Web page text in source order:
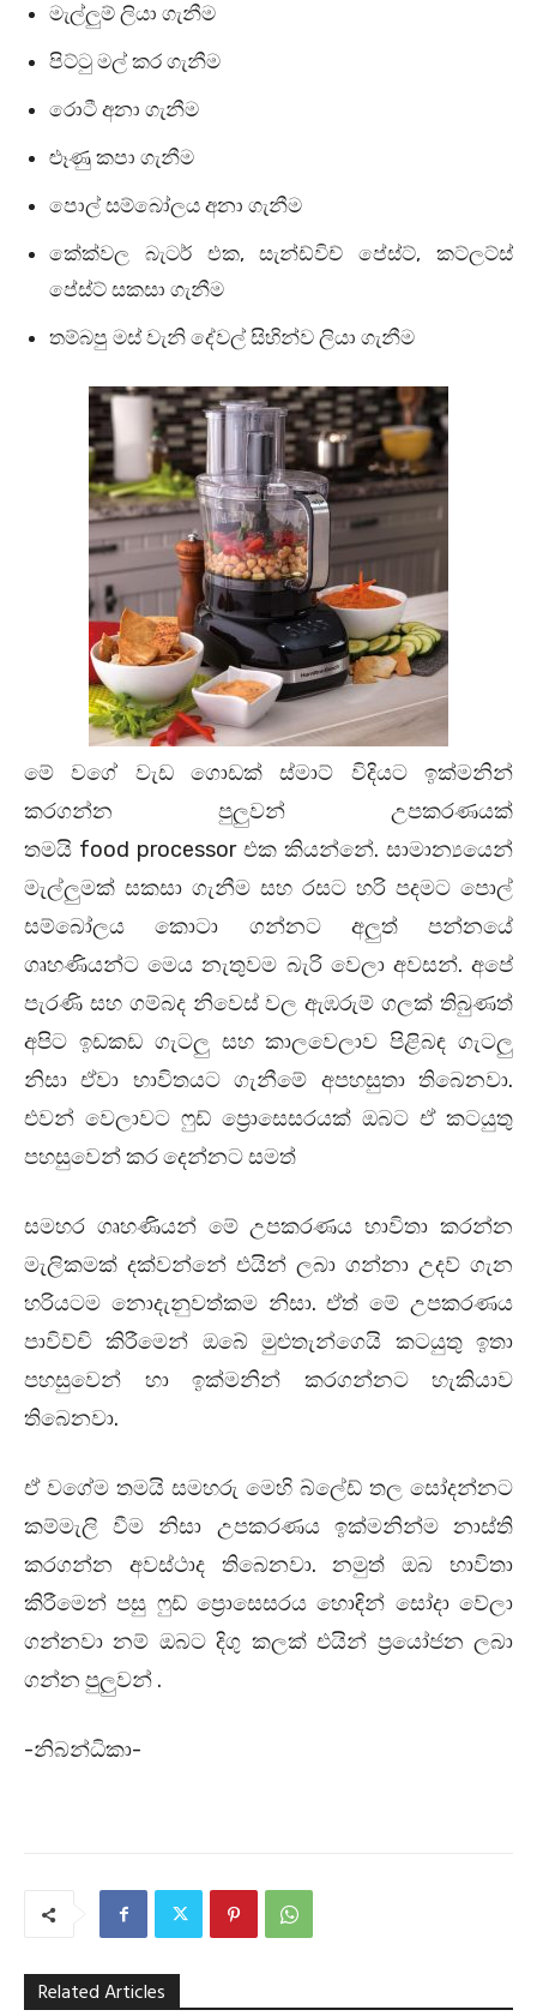
මැල්ලුම් ලියා ගැනීම
පිට්ටු මල් කර ගැනීම
රොටී අනා ගැනීම
ළූණු කපා ගැනීම
පොල් සම්බෝලය අනා ගැනීම
කේක්වල බැටර් එක, සැන්ඩ්විච් පේස්ට්, කට්ලට්ස්
පේස්ට් සකසා ගැනීම
තම්බපු මස් වැනි දේවල් සිහින්ව ලියා ගැනීම
මේ වගේ වැඩ ගොඩක් ස්මාට් විදියට ඉක්මනින්
කරගන්න පුලුවන් උපකරණයක්
තමයි food processorඑක කියන්නේ. සාමාන්‍යයෙන්
මැල්ලුමක් සකසා ගැනීම සහ රසට හරි පදමට පොල්
සම්බෝලය කොටා ගන්නට අලුත් පන්නයේ
ගෘහණියන්ට මෙය නැතුවම බැරි වෙලා අවසන්. අපේ
පැරණි සහ ගම්බද නිවෙස් වල ඇඹරුම් ගලක් තිබුණත්
අපිට ඉඩකඩ ගැටලු සහ කාලවෙලාව පිළිබඳ ගැටලු
නිසා ඒවා භාවිතයට ගැනීමේ අපහසුතා තිබෙනවා.
එවන් වෙලාවට ෆුඩ් ප්‍රොසෙසරයක් ඔබට ඒ කටයුතු
පහසුවෙන් කර දෙන්නට සමත්
සමහර ගෘහණියන් මේ උපකරණය භාවිතා කරන්න
මැලිකමක් දක්වන්නේ එයින් ලබා ගන්නා උදව් ගැන
හරියටම නොදැනුවත්කම නිසා. ඒත් මේ උපකරණය
පාවිව්චි කිරීමෙන් ඔබේ මුළුතැන්ගෙයි කටයුතු ඉතා
පහසුවෙන් හා ඉක්මනින් කරගන්නට හැකියාව
තිබෙනවා.
ඒ වගේම තමයි සමහරු මෙහි බ්ලේඩ් තල සෝදන්නට
කම්මැලි වීම නිසා උපකරණය ඉක්මනින්ම නාස්ති
කරගන්න අවස්ථාද තිබෙනවා. නමුත් ඔබ භාවිතා
කිරීමෙන් පසු ෆුඩ් ප්‍රොසෙසරය හොඳින් සෝදා වේලා
ගන්නවා නම් ඔබට දිගු කලක් එයින් ප්‍රයෝජන ලබා
ගන්න පුලුවන් .
-නිබන්ධිකා-
Related Articles